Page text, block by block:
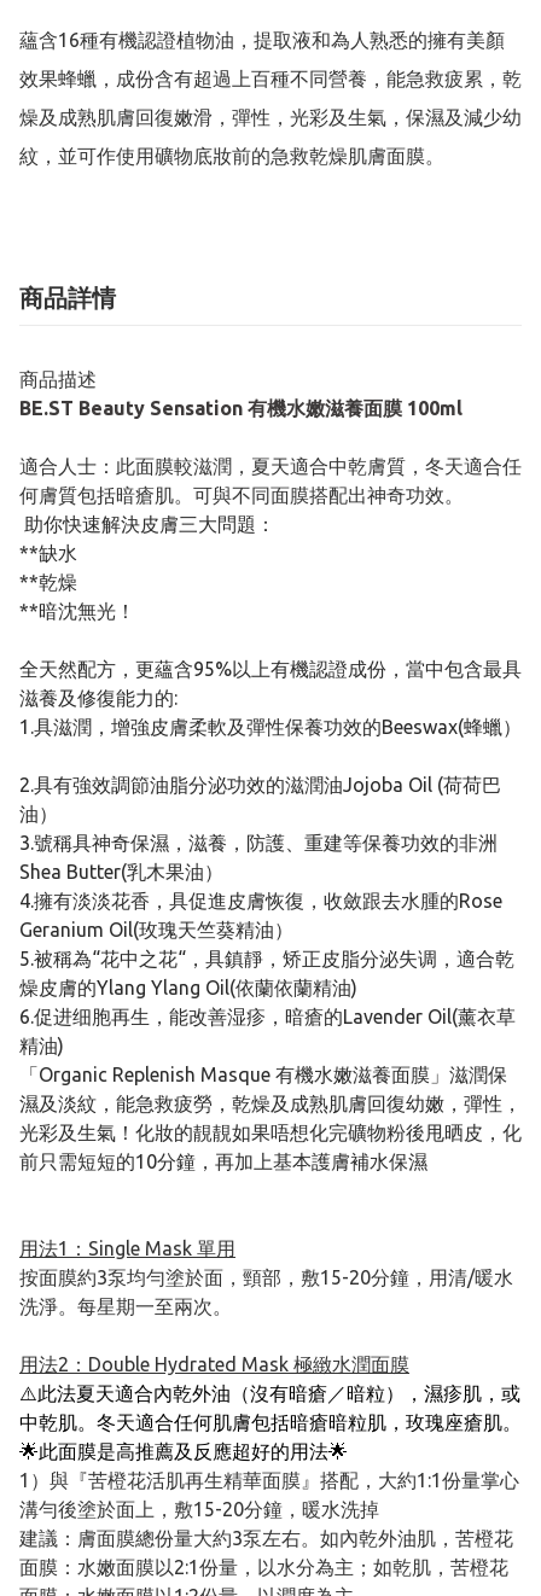
蘊含16種有機認證植物油，提取液和為人熟悉的擁有美顏
效果蜂蠟，成份含有超過上百種不同營養，能急救疲累，乾
燥及成熟肌膚回復嫩滑，彈性，光彩及生氣，保濕及減少幼
紋，並可作使用礦物底妝前的急救乾燥肌膚面膜。
商品詳情
商品描述
BE.ST Beauty Sensation 有機水嫩滋養面膜 100ml
適合人士：此面膜較滋潤，夏天適合中乾膚質，冬天適合任
何膚質包括暗瘡肌。可與不同面膜搭配出神奇功效。
助你快速解決皮膚三大問題：
**缺水
**乾燥
**暗沈無光！
全天然配方，更蘊含95%以上有機認證成份，當中包含最具
滋養及修復能力的:
1.具滋潤，增強皮膚柔軟及彈性保養功效的Beeswax(蜂蠟）
2.具有強效調節油脂分泌功效的滋潤油Jojoba Oil (荷荷巴
油）
3.號稱具神奇保濕，滋養，防護、重建等保養功效的非洲
Shea Butter(乳木果油）
4.擁有淡淡花香，具促進皮膚恢復，收斂跟去水腫的Rose
Geranium Oil(玫瑰天竺葵精油）
5.被稱為“花中之花“，具鎮靜，矫正皮脂分泌失调，適合乾
燥皮膚的Ylang Ylang Oil(依蘭依蘭精油)
6.促进细胞再生，能改善湿疹，暗瘡的Lavender Oil(薰衣草
精油)
「Organic Replenish Masque 有機水嫩滋養面膜」滋潤保
濕及淡紋，能急救疲勞，乾燥及成熟肌膚回復幼嫩，彈性，
光彩及生氣！化妝的靚靚如果唔想化完礦物粉後甩晒皮，化
前只需短短的10分鐘，再加上基本護膚補水保濕
用法1：Single Mask 單用
按面膜約3泵均勻塗於面，頸部，敷15-20分鐘，用清/暖水
洗淨。每星期一至兩次。
用法2：Double Hydrated Mask 極緻水潤面膜
⚠️此法夏天適合內乾外油（沒有暗瘡／暗粒），濕疹肌，或
中乾肌。冬天適合任何肌膚包括暗瘡暗粒肌，玫瑰座瘡肌。
🌟此面膜是高推薦及反應超好的用法🌟
1）與『苦橙花活肌再生精華面膜』搭配，大約1:1份量掌心
溝勻後塗於面上，敷15-20分鐘，暖水洗掉
建議：膚面膜總份量大約3泵左右。如內乾外油肌，苦橙花
面膜：水嫩面膜以2:1份量，以水分為主；如乾肌，苦橙花